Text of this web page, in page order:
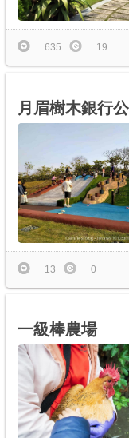
635 19
月眉樹木銀行
13 0
一級棒農場